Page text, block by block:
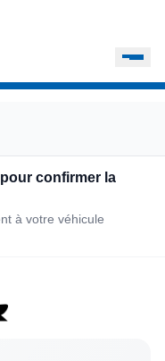
confirmer la
à votre véhicule